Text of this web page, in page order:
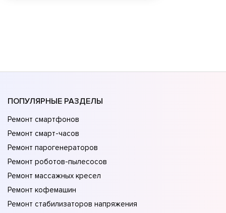
ПОПУЛЯРНЫЕ РАЗДЕЛЫ
Ремонт смартфонов
Ремонт смарт-часов
Ремонт парогенераторов
Ремонт роботов-пылесосов
Ремонт массажных кресел
Ремонт кофемашин
Ремонт стабилизаторов напряжения